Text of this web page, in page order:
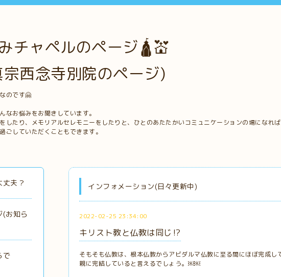
チャペルのページ🛕💒
西念寺別院のページ)
のです🤗
なお悩みをお聞きしています。
したり、メモリアルセレモニーをしたりと、ひとのあたたかいコミュニケーションの場になれば
ごしていただくこともできます。
インフォメーション(日々更新中)
2022-02-25 23:34:00
キリスト教と仏教は同じ⁉️
そもそも仏教は、根本仏教からアビダルマ仏教に至る間にほぼ完成
親に完結していると言えるでしょう。￼￼
丈夫？
(お知ら
で